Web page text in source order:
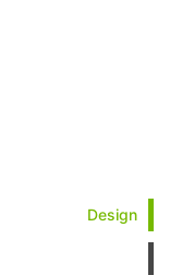
Design